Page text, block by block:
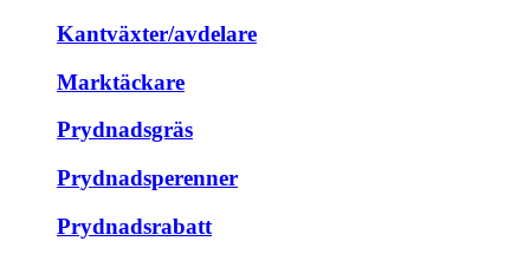
Kantväxter/avdelare
Marktäckare
Prydnadsgräs
Prydnadsperenner
Prydnadsrabatt